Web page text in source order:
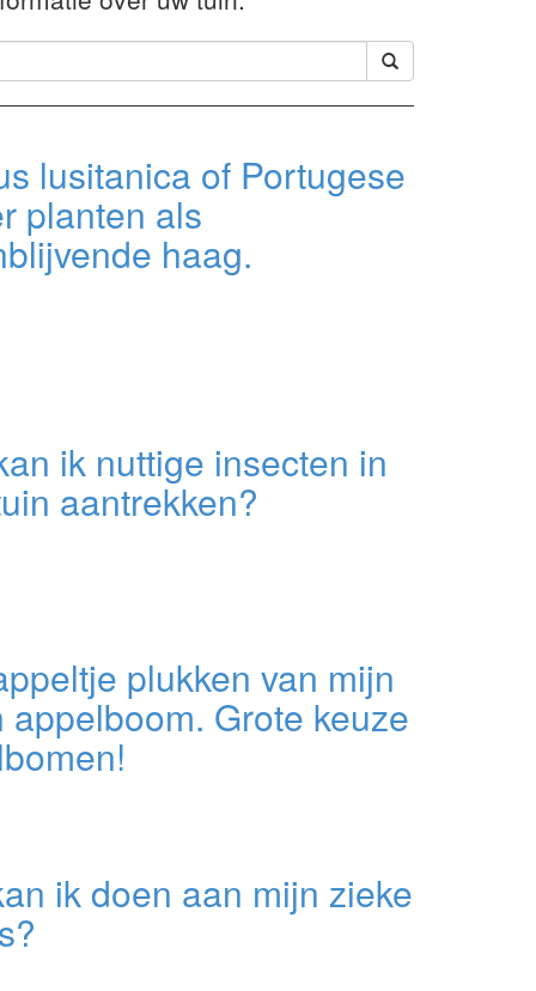
lusitanica of Portugese
planten als
haag.
ik nuttige insecten in
aantrekken?
plukken van mijn
appelboom. Grote keuze
ik doen aan mijn zieke